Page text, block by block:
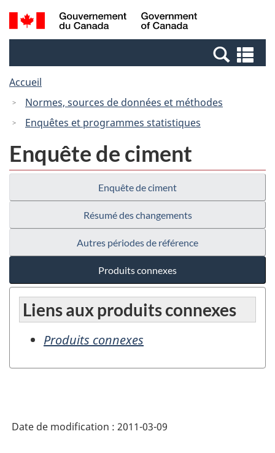
Passer
au
Passer
à
Canada
Recherche
et
et
Accueil
Normes, sources de données et méthodes
Enquêtes et programmes statistiques
Enquête de ciment
Enquête de ciment
Résumé des changements
Autres périodes de référence
Produits connexes
Liens aux produits connexes
Produits connexes
Date de modification : 2011-03-09